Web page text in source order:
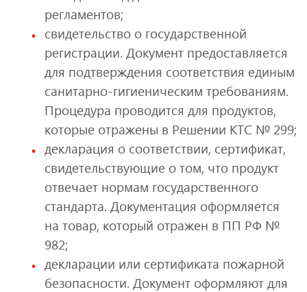
регламентов;
свидетельство о государственной
регистрации. Документ предоставляется
для подтверждения соответствия единым
санитарно-гигиеническим требованиям.
Процедура проводится для продуктов,
которые отражены в Решении КТС № 299;
декларация о соответствии, сертификат,
свидетельствующие о том, что продукт
отвечает нормам государственного
стандарта. Документация оформляется
на товар, который отражен в ПП РФ №
982;
декларации или сертификата пожарной
безопасности. Документ оформляют для